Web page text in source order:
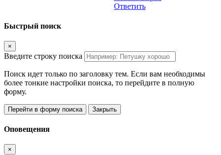
Ответить
Быстрый поиск
×
Введите строку поиска
Поиск идет только по заголовку тем. Если вам необходимы
более тонкие настройки поиска, то перейдите в полную
форму.
Перейти в форму поиска Закрыть
Оповещения
×